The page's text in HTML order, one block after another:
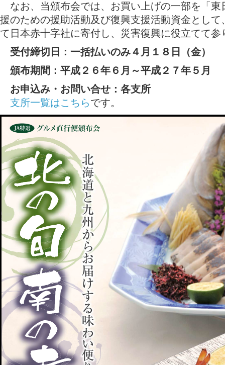
なお、当頒布会では、お買い上げの一部を「東
援のための援助活動及び復興支援活動資金とし
て日本赤十字社に寄付し、災害復興に役立てて参
受付締切日：一括払いのみ４月１８日（金）
頒布期間：平成２６年６月～平成２７年５月
お申込み・お問い合せ：各支所
支所一覧はこちらです。